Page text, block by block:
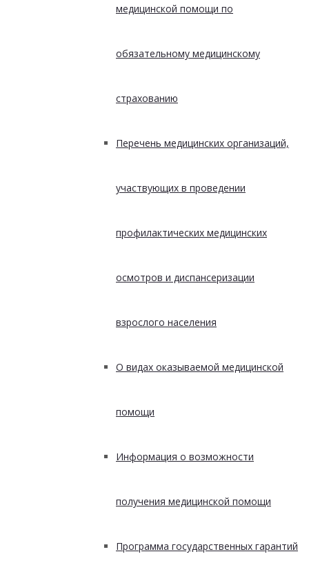
медицинской помощи по
обязательному медицинскому
страхованию
Перечень медицинских организаций,
участвующих в проведении
профилактических медицинских
осмотров и диспансеризации
взрослого населения
О видах оказываемой медицинской
помощи
Информация о возможности
получения медицинской помощи
Программа государственных гарантий